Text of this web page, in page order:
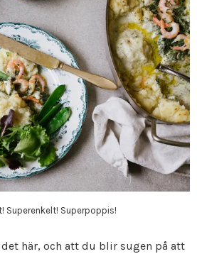
Superenkelt! Superpoppis!
här, och att du blir sugen på att